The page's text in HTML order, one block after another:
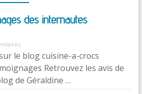
des internautes
le blog cuisine-a-crocs
Retrouvez les avis de
de Géraldine …